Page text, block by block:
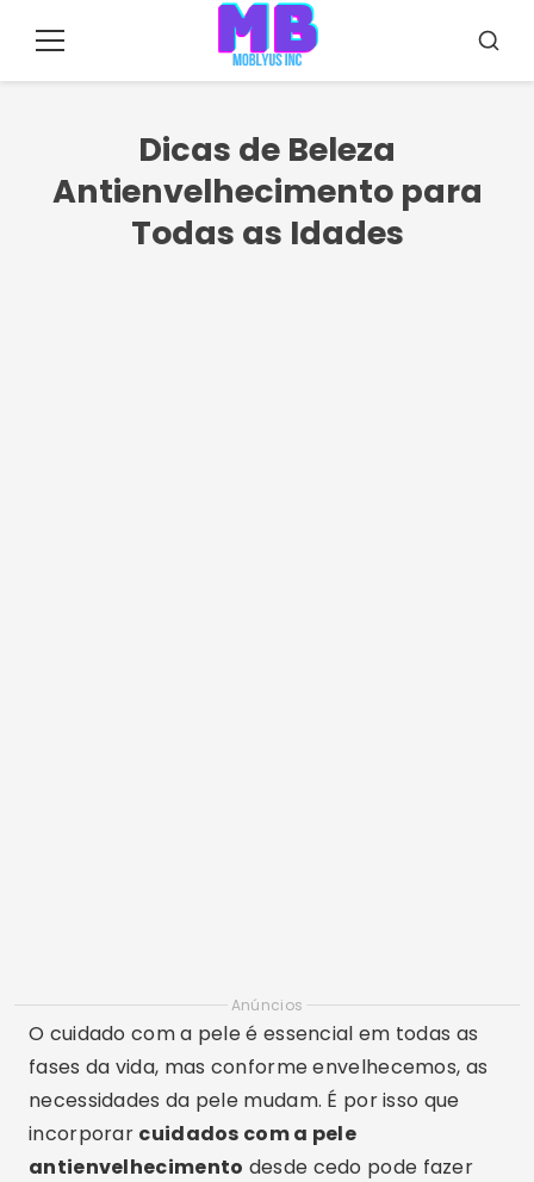
paraMenu
Dicas de Beleza
Antienvelhecimento para
Todas as Idades
Anúncios
O cuidado com a pele é essencial em todas as
fases da vida, mas conforme envelhecemos, as
necessidades da pele mudam. É por isso que
incorporar cuidados com a pele
antienvelhecimento desde cedo pode fazer